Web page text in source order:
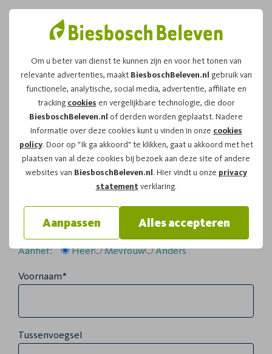
Om u beter van dienst te kunnen zijn en voor het tonen van
relevante advertenties, maakt BiesboschBeleven.nl gebruik van
functionele, analytische, social media, advertentie, affiliate en
tracking cookies en vergelijkbare technologie, die door
BiesboschBeleven.nl of derden worden geplaatst. Nadere
informatie over deze cookies kunt u vinden in onze cookies
policy. Door op "Ik ga akkoord" te klikken, gaat u akkoord met het
plaatsen van al deze cookies bij bezoek aan deze site of andere
websites van BiesboschBeleven.nl. Hier vindt u onze privacy
statementverklaring.
Aanpassen Alles accepteren
Leuk dat u kiest voor dit
arrangement!
Om te reserveren voor de Fluistertochtvaartocht op
vrijdag 24-07-2026om12:00 vragen wij u
onderstaand formulier in te vullen.
Uw gegevens:
Aanhef: Heer Mevrouw Anders
Voornaam*
Tussenvoegsel